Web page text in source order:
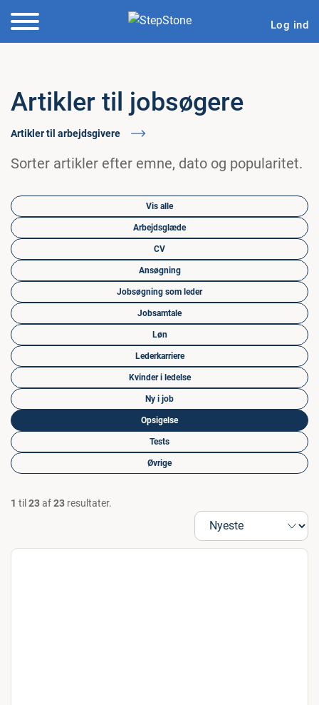
Log ind
Artikler til jobsøgere
Artikler til arbejdsgivere
Sorter artikler efter emne, dato og popularitet.
Vis alle
Arbejdsglæde
CV
Ansøgning
Jobsøgning som leder
Jobsamtale
Løn
Lederkarriere
Kvinder i ledelse
Ny i job
Opsigelse
Tests
Øvrige
1 til 23af23 resultater.